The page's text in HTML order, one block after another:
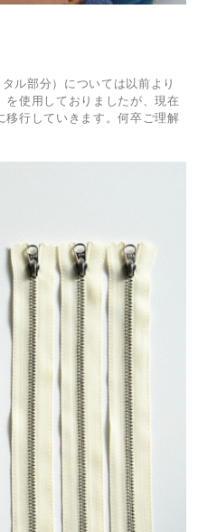
ル部分）については以前より
使用しておりましたが、現在
移行していきます。何卒ご理解